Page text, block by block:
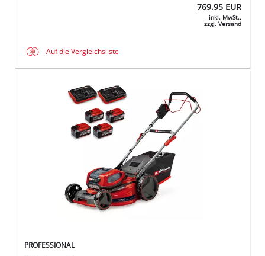
769.95 EUR
inkl. MwSt.,
zzgl. Versand
Auf die Vergleichsliste
PROFESSIONAL